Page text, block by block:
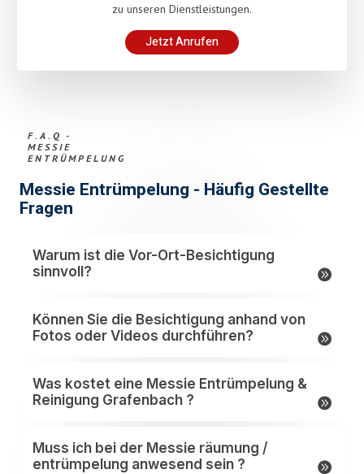
zu unseren Dienstleistungen.
Jetzt Anrufen
F.A.Q -
MESSIE
ENTRÜMPELUNG
Messie Entrümpelung - Häufig Gestellte
Fragen
Warum ist die Vor-Ort-Besichtigung
sinnvoll?
Können Sie die Besichtigung anhand von
Fotos oder Videos durchführen?
Was kostet eine Messie Entrümpelung &
Reinigung Grafenbach ?
Muss ich bei der Messie räumung /
entrümpelung anwesend sein ?